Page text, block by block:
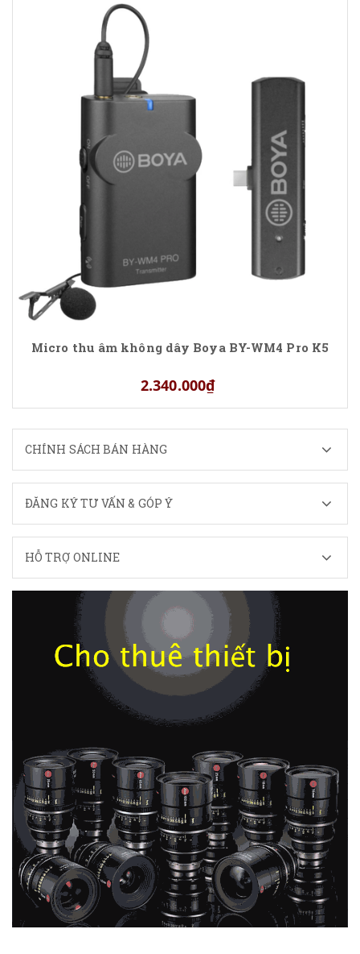
Micro thu âm không dây Boya BY-WM4 Pro K5
2.340.000₫
CHÍNH SÁCH BÁN HÀNG
ĐĂNG KÝ TƯ VẤN & GÓP Ý
HỖ TRỢ ONLINE